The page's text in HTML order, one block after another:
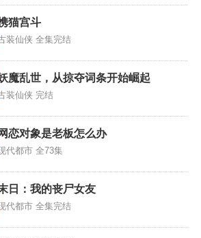
猫宫斗
装仙侠 全集完结
魔乱世，从掠夺词条开始崛起
装仙侠 完结
网恋对象是老板怎么办
代都市 全73集
日：我的丧尸女友
代都市 全集完结